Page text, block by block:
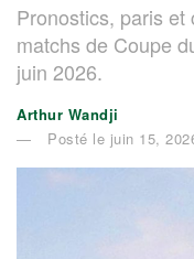
Pronostics, paris
matchs de Coupe
juin 2026.
Arthur Wandji
Posté le juin 15,